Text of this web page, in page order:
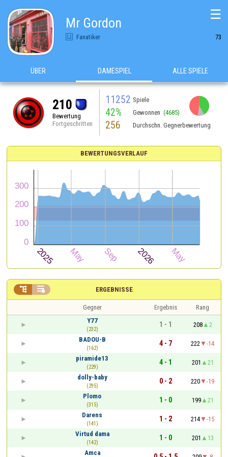
Mr Gordon
Fanatiker 73
☰
ÜBER DAMESPIEL ALLE SPIELE
210
Bewertung
Fortgeschritten
11252 Spiele
42% Gewonnen (4685)
256 Durchschn. Gegnerbewertung
BEWERTUNGSVERLAUF
ERGEBNISSE
 
Gegner Ergebnis
Rang
Y77
(232)
1 - 1 208
2
BADOU-B
(162)
4 - 7 222
-14
piramide13
(229)
4 - 1 201
21
dolly-baby
(295)
0 - 2 220
-19
Plomo
(315)
1 - 0 199
21
Darens
(141)
1 - 2 214
-15
Virtud dama
(142)
1 - 0 201
13
Amca